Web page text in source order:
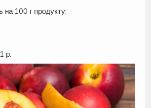
на 100 г продукту:
р.